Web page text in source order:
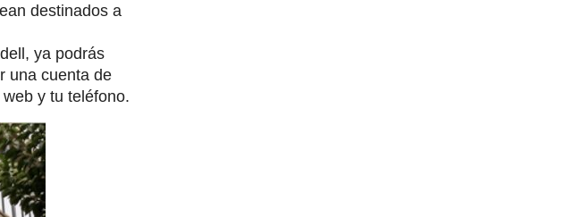
destinados a
ya podrás
una cuenta de
y tu teléfono.